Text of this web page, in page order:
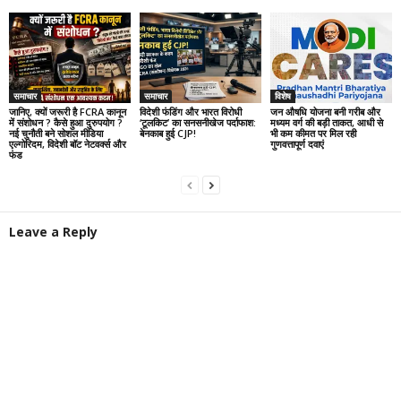
समाचार
जानिए, क्यों जरूरी है FCRA कानून
में संशोधन ? कैसे हुआ दुरुपयोग ?
नई चुनौती बने सोशल मीडिया
एल्गोरिदम, विदेशी बॉट नेटवर्क्स और
फंड
समाचार
विदेशी फंडिंग और भारत विरोधी
‘टूलकिट’ का सनसनीखेज पर्दाफाश:
बेनकाब हुई CJP!
विशेष
जन औषधि योजना बनी गरीब और
मध्यम वर्ग की बड़ी ताकत, आधी से
भी कम कीमत पर मिल रही
गुणवत्तापूर्ण दवाएं
Leave a Reply